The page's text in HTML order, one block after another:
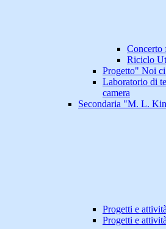
Concerto
Riciclo
Progetto" Noi
Laboratorio di
camera
Secondaria "M. L.
Progetti e
Progetti e